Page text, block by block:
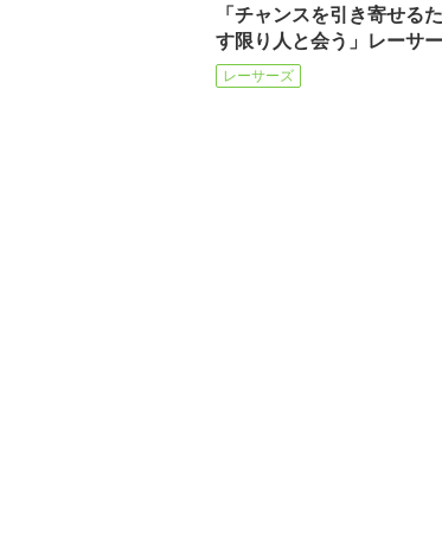
「チャンスを引き寄せる
す限り人と会う」レーサ
レーサーズ